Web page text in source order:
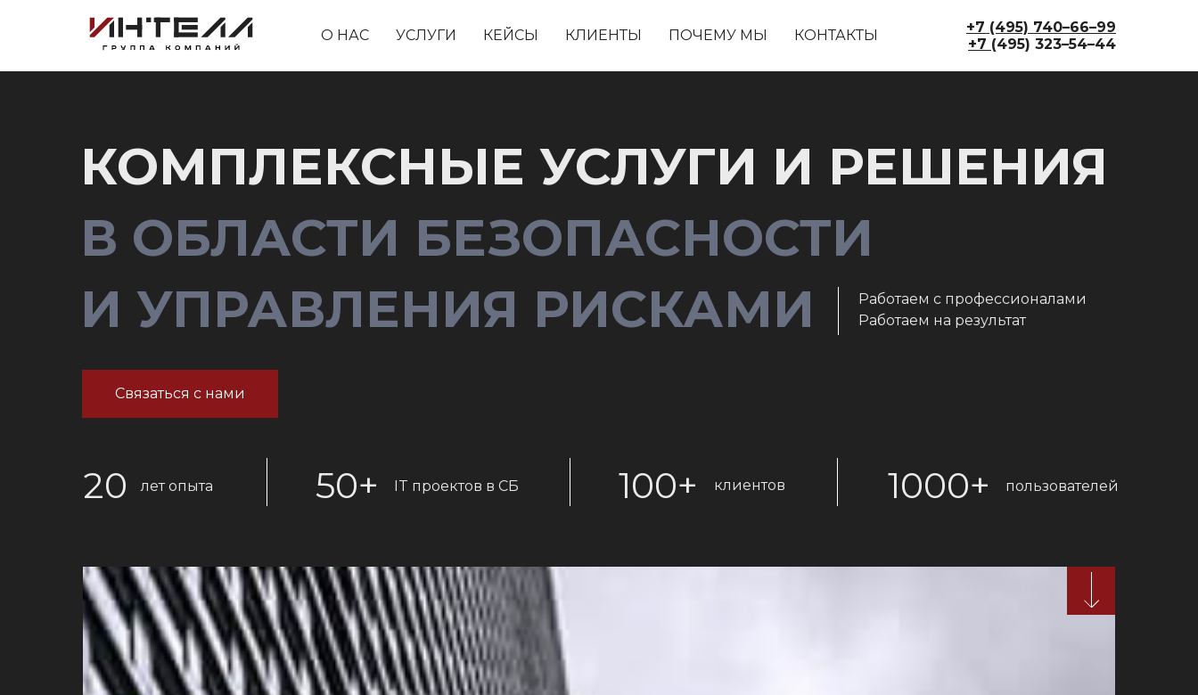
О НАС УСЛУГИ КЕЙСЫ КЛИЕНТЫ ПОЧЕМУ МЫ КОНТАКТЫ
+7 (495) 740–66–99
+7 (495) 323–54–44
КОМПЛЕКСНЫЕ УСЛУГИ И РЕШЕНИЯ
20 50+ 100+ 1000+
лет опыта
Работаем с профессионалами
Работаем на результат
IT проектов в СБ клиентов
Связаться с нами
пользователей
В ОБЛАСТИ БЕЗОПАСНОСТИ
И УПРАВЛЕНИЯ РИСКАМИ